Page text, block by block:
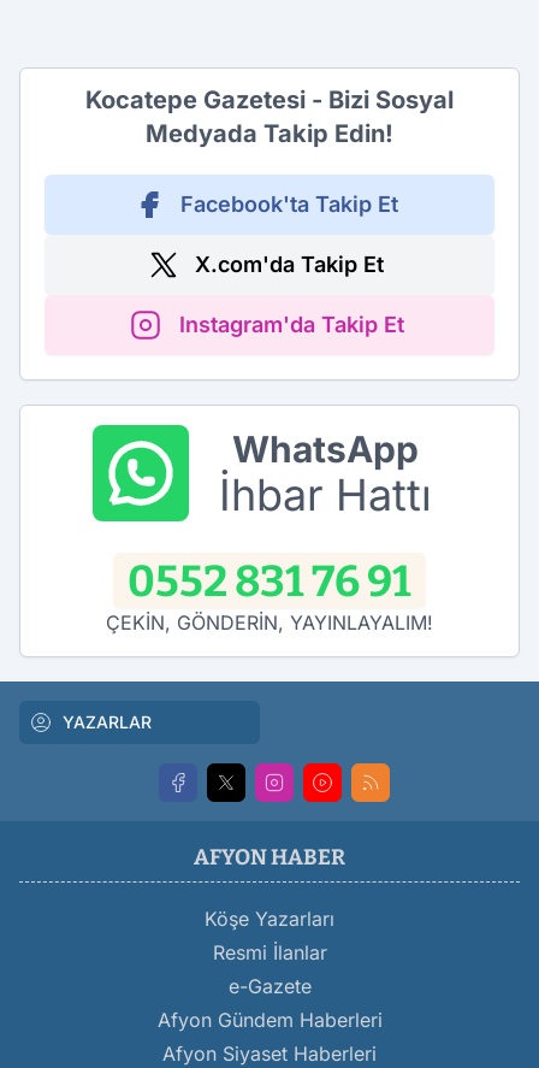
Kocatepe Gazetesi - Bizi Sosyal
Medyada Takip Edin!
Facebook'ta Takip Et
X.com'da Takip Et
Instagram'da Takip Et
WhatsApp
İhbar Hattı
0552 831 76 91
ÇEKİN, GÖNDERİN, YAYINLAYALIM!
YAZARLAR
AFYON HABER
Köşe Yazarları
Resmi İlanlar
e-Gazete
Afyon Gündem Haberleri
Afyon Siyaset Haberleri